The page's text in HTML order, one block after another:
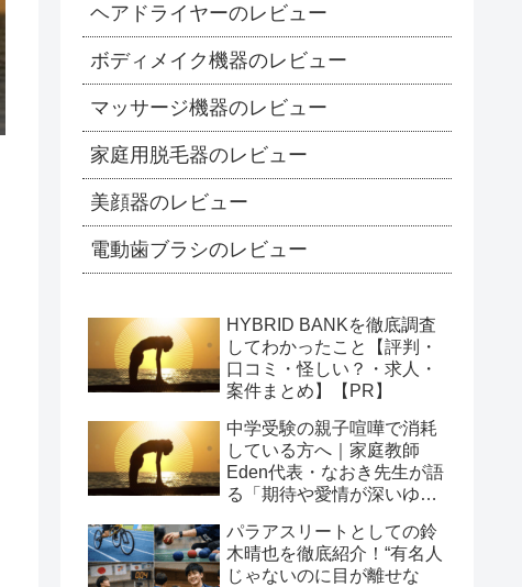
ヘアドライヤーのレビュー
ボディメイク機器のレビュー
マッサージ機器のレビュー
家庭用脱毛器のレビュー
美顔器のレビュー
電動歯ブラシのレビュー
HYBRID BANKを徹底調査
してわかったこと【評判・
口コミ・怪しい？・求人・
案件まとめ】【PR】
中学受験の親子喧嘩で消耗
している方へ｜家庭教師
Eden代表・なおき先生が語
る「期待や愛情が深いゆえ
と、間に第三者を入れると
いう選び方
パラアスリートとしての鈴
木晴也を徹底紹介！“有名人
じゃないのに目が離せな